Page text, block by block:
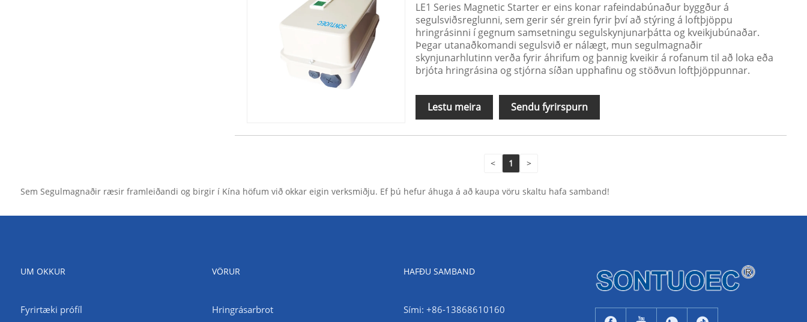
LE1 Series Magnetic Starter er eins konar rafeindabúnaður byggður á
segulsviðsreglunni, sem gerir sér grein fyrir því að stýring á loftþjöppu
hringrásinni í gegnum samsetningu segulskynjunarþátta og kveikjubúnaðar.
Þegar utanaðkomandi segulsvið er nálægt, mun segulmagnaðir
skynjunarhlutinn verða fyrir áhrifum og þannig kveikir á rofanum til að loka eða
brjóta hringrásina og stjórna síðan upphafinu og stöðvun loftþjöppunnar.
Lestu meira Sendu fyrirspurn
< 1 >
Sem Segulmagnaðir ræsir framleiðandi og birgir í Kína höfum við okkar eigin verksmiðju. Ef þú hefur áhuga á að kaupa vöru skaltu hafa samband!
UM OKKUR
Fyrirtæki prófíl
VÖRUR
Hringrásarbrot
HAFÐU SAMBAND
Sími: +86-13868610160